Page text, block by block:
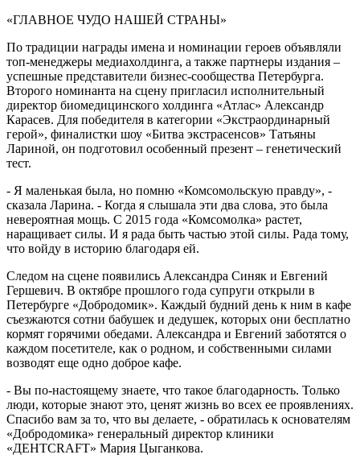
«ГЛАВНОЕ ЧУДО НАШЕЙ СТРАНЫ»
По традиции награды имена и номинации героев объявляли
топ-менеджеры медиахолдинга, а также партнеры издания –
успешные представители бизнес-сообщества Петербурга.
Второго номинанта на сцену пригласил исполнительный
директор биомедицинского холдинга «Атлас» Александр
Карасев. Для победителя в категории «Экстраординарный
герой», финалистки шоу «Битва экстрасенсов» Татьяны
Лариной, он подготовил особенный презент – генетический
тест.
- Я маленькая была, но помню «Комсомольскую правду», -
сказала Ларина. - Когда я слышала эти два слова, это была
невероятная мощь. С 2015 года «Комсомолка» растет,
наращивает силы. И я рада быть частью этой силы. Рада тому,
что войду в историю благодаря ей.
Следом на сцене появились Александра Синяк и Евгений
Гершевич. В октябре прошлого года супруги открыли в
Петербурге «Добродомик». Каждый будний день к ним в кафе
съезжаются сотни бабушек и дедушек, которых они бесплатно
кормят горячими обедами. Александра и Евгений заботятся о
каждом посетителе, как о родном, и собственными силами
возводят еще одно доброе кафе.
- Вы по-настоящему знаете, что такое благодарность. Только
люди, которые знают это, ценят жизнь во всех ее проявлениях.
Спасибо вам за то, что вы делаете, - обратилась к основателям
«Добродомика» генеральный директор клиники
«ДЕНТCRAFT» Мария Цыганкова.